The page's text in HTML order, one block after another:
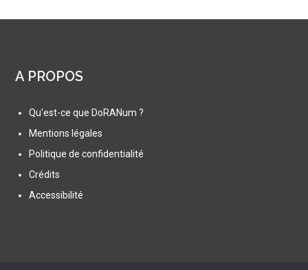
A PROPOS
Qu'est-ce que DoRANum ?
Mentions légales
Politique de confidentialité
Crédits
Accessibilité